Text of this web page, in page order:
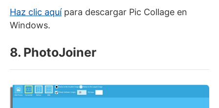
Haz clic aquípara descargar Pic Collage en
Windows.
8. PhotoJoiner